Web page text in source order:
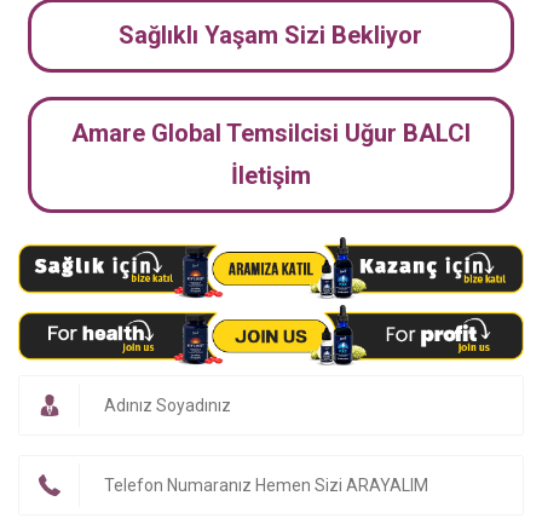
Sağlıklı Yaşam Sizi Bekliyor
Amare Global Temsilcisi Uğur BALCI
İletişim